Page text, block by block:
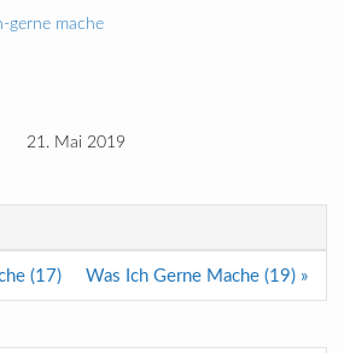
gerne mache
21. Mai 2019
(17) Was Ich Gerne Mache (19) »